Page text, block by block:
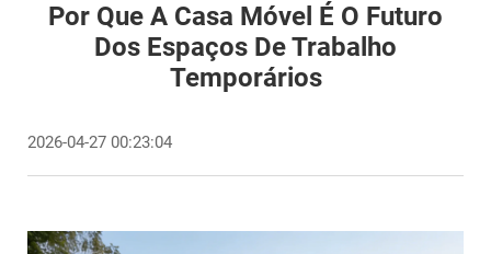
Por Que A Casa Móvel É O Futuro
Dos Espaços De Trabalho
Temporários
2026-04-27 00:23:04